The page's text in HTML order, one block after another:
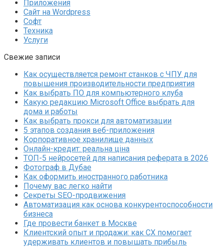
Приложения
Сайт на Wordpress
Софт
Техника
Услуги
Свежие записи
Как осуществляется ремонт станков с ЧПУ для
повышения производительности предприятия
Как выбрать ПО для компьютерного клуба
Какую редакцию Microsoft Office выбрать для
дома и работы
Как выбрать прокси для автоматизации
5 этапов создания веб-приложения
Корпоративное хранилище данных
Онлайн-кредит: реальна ціна
ТОП-5 нейросетей для написания реферата в 2026
Фотограф в Дубае
Как оформить иностранного работника
Почему вас легко найти
Секреты SEO-продвижения
Автоматизация как основа конкурентоспособности
бизнеса
Где провести банкет в Москве
Клиентский опыт и продажи: как CX помогает
удерживать клиентов и повышать прибыль